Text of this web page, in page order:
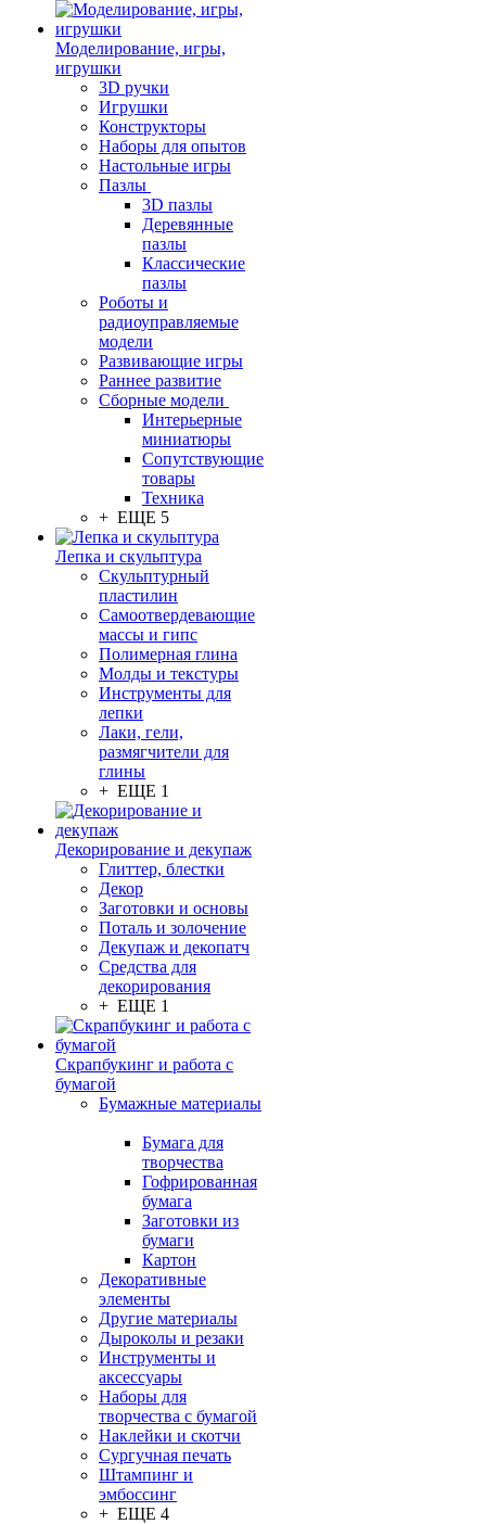
Моделирование, игры,
игрушки
3D ручки
Игрушки
Конструкторы
Наборы для опытов
Настольные игры
Пазлы
3D пазлы
Деревянные
пазлы
Классические
пазлы
Роботы и
радиоуправляемые
модели
Развивающие игры
Раннее развитие
Сборные модели
Интерьерные
миниатюры
Сопутствующие
товары
Техника
+ ЕЩЕ 5
Лепка и скульптура
Скульптурный
пластилин
Самоотвердевающие
массы и гипс
Полимерная глина
Молды и текстуры
Инструменты для
лепки
Лаки, гели,
размягчители для
глины
+ ЕЩЕ 1
Декорирование и декупаж
Глиттер, блестки
Декор
Заготовки и основы
Поталь и золочение
Декупаж и декопатч
Средства для
декорирования
+ ЕЩЕ 1
Скрапбукинг и работа с
бумагой
Бумажные материалы
Бумага для
творчества
Гофрированная
бумага
Заготовки из
бумаги
Картон
Декоративные
элементы
Другие материалы
Дыроколы и резаки
Инструменты и
аксессуары
Наборы для
творчества с бумагой
Наклейки и скотчи
Сургучная печать
Штампинг и
эмбоссинг
+ ЕЩЕ 4